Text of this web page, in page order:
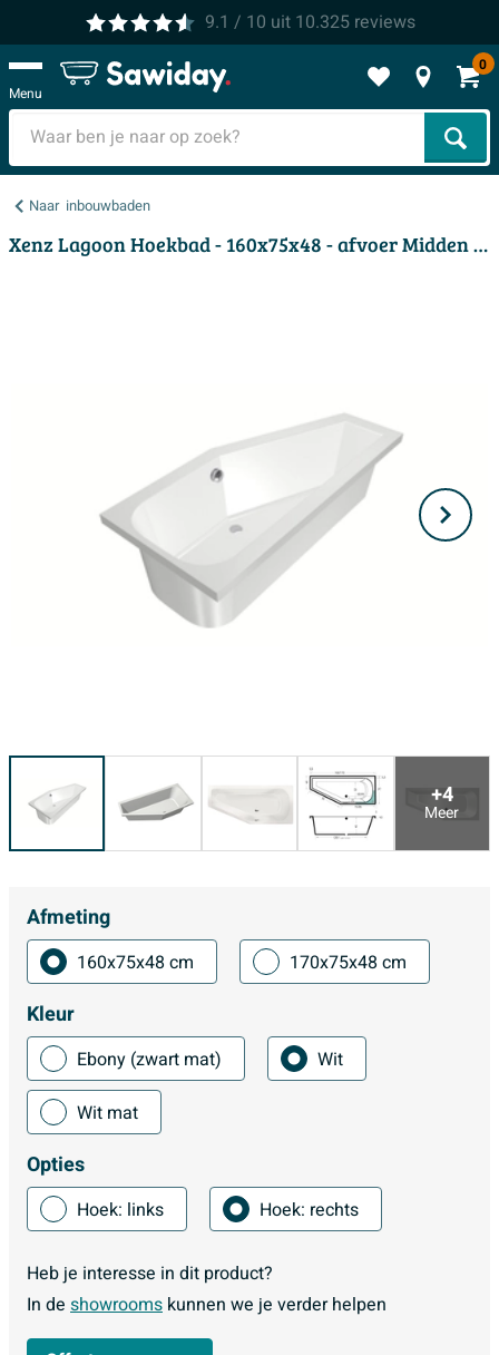
9.1 / 10 uit 10.325reviews
Menu
0
Naar inbouwbaden
Xenz Lagoon Hoekbad - 160x75x48 - afvoer Midden - Rechts - Compact - acryl - wit
+4
Meer
Afmeting
160x75x48 cm 170x75x48 cm
Kleur
Ebony (zwart mat)
Wit
Wit mat
Opties
Hoek: links Hoek: rechts
Heb je interesse in dit product?
In de showrooms kunnen we je verder helpen